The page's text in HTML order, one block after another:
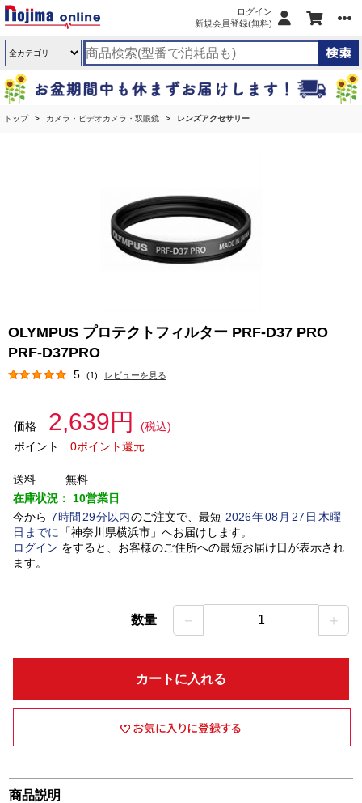
ログイン
新規会員登録(無料)
トップ カメラ・ビデオカメラ・双眼鏡 レンズアクセサリー
OLYMPUS プロテクトフィルター PRF-D37 PRO
PRF-D37PRO
5 (1) レビューを見る
価格 2,639円
(税込)
ポイント
0ポイント還元
送料
無料
在庫状況： 10営業日
今から 7時間 29分以内のご注文で、最短 2026年08 月 27 日木曜
日 までに 「神奈川県横浜市」 へお届けします。
ログイン をすると、お客様のご住所への最短お届け日が表示され
ます。
数量 － 1 ＋
カートに入れる
商品説明